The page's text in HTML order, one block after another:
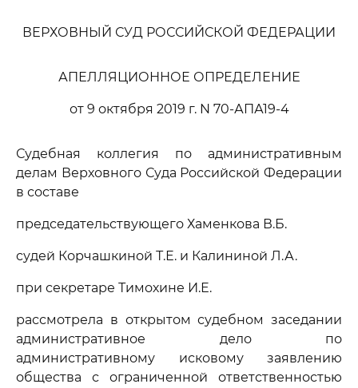
ВЕРХОВНЫЙ СУД РОССИЙСКОЙ ФЕДЕРАЦИИ
АПЕЛЛЯЦИОННОЕ ОПРЕДЕЛЕНИЕ
от 9 октября 2019 г. N 70-АПА19-4
Судебная коллегия по административным
делам Верховного Суда Российской Федерации
в составе
председательствующего Хаменкова В.Б.
судей Корчашкиной Т.Е. и Калининой Л.А.
при секретаре Тимохине И.Е.
рассмотрела в открытом судебном заседании
административное дело по
административному исковому заявлению
общества с ограниченной ответственностью